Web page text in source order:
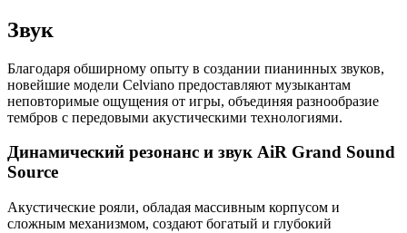
Звук
Благодаря обширному опыту в создании пианинных звуков,
новейшие модели Celviano предоставляют музыкантам
неповторимые ощущения от игры, объединяя разнообразие
тембров с передовыми акустическими технологиями.
Динамический резонанс и звук AiR Grand Sound
Source
Акустические рояли, обладая массивным корпусом и
сложным механизмом, создают богатый и глубокий